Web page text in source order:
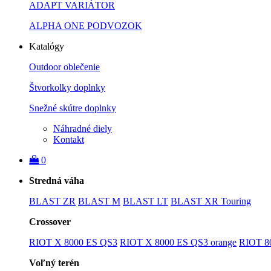
ADAPT VARIÁTOR
ALPHA ONE PODVOZOK
Katalógy
Outdoor oblečenie
Štvorkolky doplnky
Snežné skútre doplnky
Náhradné diely
Kontakt
0
Stredná váha
BLAST ZR BLAST M BLAST LT BLAST XR Touring
Crossover
RIOT X 8000 ES QS3 RIOT X 8000 ES QS3 orange RIOT
Voľný terén